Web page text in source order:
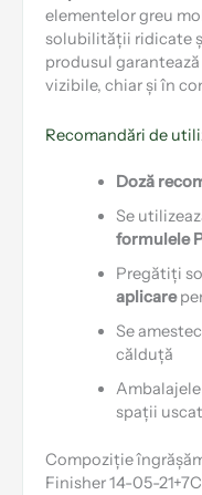
elementelor greu
solubilității ridicate
produsul garantează
vizibile, chiar și în
Recomandări de
Doză
Se
formulele
Pregătiți
aplicare
Se
călduță
spații
Compoziție
Finisher 14-05-